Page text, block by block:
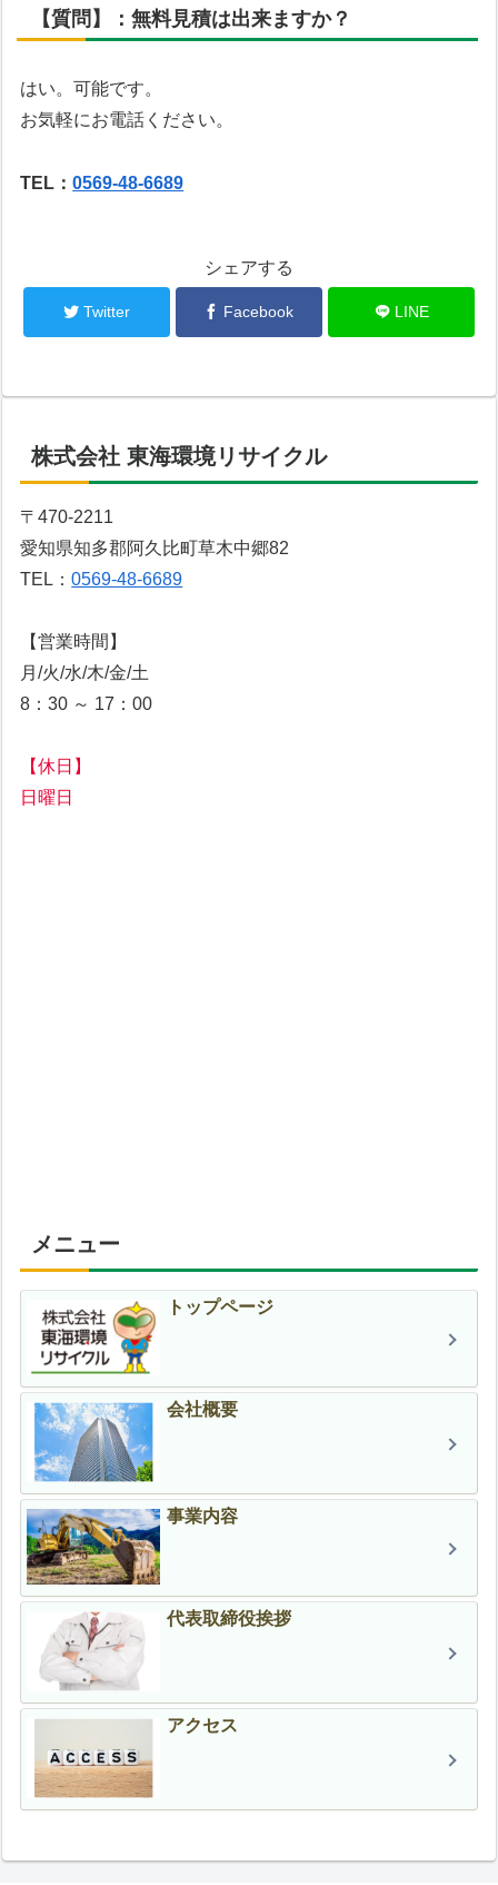
【質問】：無料見積は出来ますか？
はい。可能です。
お気軽にお電話ください。
TEL：0569-48-6689
シェアする
Twitter Facebook LINE
株式会社 東海環境リサイクル
〒470-2211
愛知県知多郡阿久比町草木中郷82
TEL：0569-48-6689
【営業時間】
月/火/水/木/金/土
8：30 ～ 17：00
【休日】
日曜日
メニュー
トップページ
会社概要
事業内容
代表取締役挨拶
アクセス